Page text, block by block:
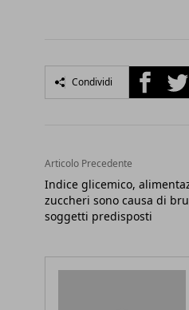
Condividi Facebook
Articolo Precedente
Indice glicemico,
zuccheri sono causa di
soggetti predisposti